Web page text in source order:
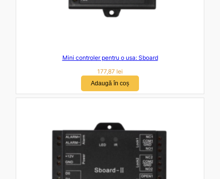
Mini controler pentru o usa: Sboard
177,87 lei
Adaugă în coș